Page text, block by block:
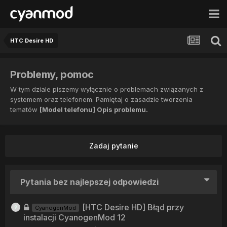
HTC Desire HD
Problemy, pomoc
W tym dziale piszemy wyłącznie o problemach związanych z
systemem oraz telefonem. Pamiętaj o zasadzie tworzenia
tematów [Model telefonu] Opis problemu.
Zadaj pytanie
Pytania bez najlepszej odpowiedzi
CyanogenMod
[HTC Desire HD] Błąd przy
instalacji CyanogenMod 12